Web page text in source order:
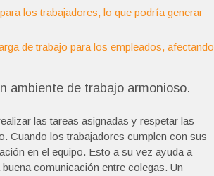
los trabajadores, lo que podría generar
de trabajo para los empleados, afectando
ambiente de trabajo armonioso.
las tareas asignadas y respetar las
Cuando los trabajadores cumplen con sus
en el equipo. Esto a su vez ayuda a
comunicación entre colegas. Un